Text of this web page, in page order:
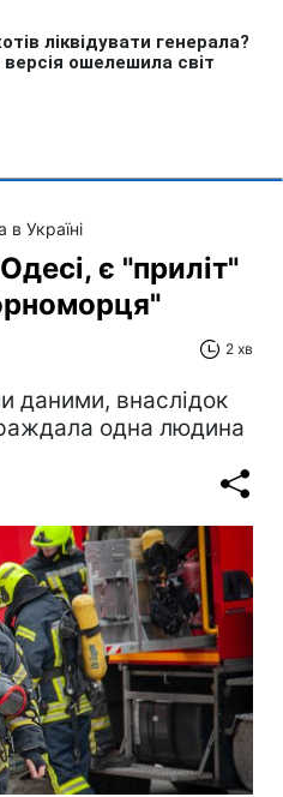
в Україні
є "приліт"
2 хв
даними, внаслідок
одна людина